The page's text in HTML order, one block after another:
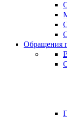
Обращения